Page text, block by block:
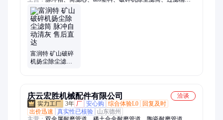
水泥粉、除尘褶、除尘器、喷涂房、替代袋、滤筒袋、ptfe滤
筒、ptee滤筒、滤芯环保、过滤除尘、滤筒除尘、空气除尘、卡
盘滤筒、除尘设备、过滤滤筒、环保二十、滤筒空气、过滤空
气、环保粉尘、过滤螺纹、塑料快拆
富润特 矿山破碎
机扬尘除尘滤筒
庆云宏胜机械配件有限公司
洽谈
3年 厂 安心购 综合体验L0
回复及时
出价迅速
真实性已核验
山东德州